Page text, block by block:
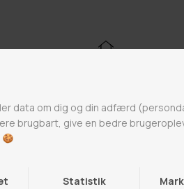
Odense